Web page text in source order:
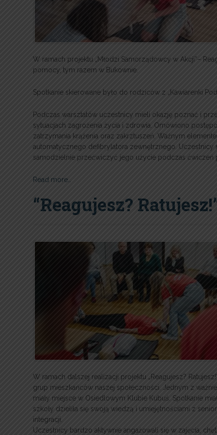
W ramach projektu „Młodzi Samorządowcy w Akcji”–
pomocy, tym razem w Bukownie.
Spotkanie skierowane było do rodziców z „Kawiarenki Pod
Podczas warsztatów uczestnicy mieli okazję poznać i
sytuacjach zagrożenia życia i zdrowia. Omówiono
zatrzymania krążenia oraz zakrztuszeń. Ważnym
automatycznego defibrylatora zewnętrznego. Uczestnicy
samodzielnie przećwiczyć jego użycie podczas ćwiczeń
Read more…
“Reagujesz?
W ramach dalszej realizacji projektu „Reagujesz?
grup mieszkańców naszej społeczności. Jednym z
miały miejsce w Osiedlowym Klubie Kubuś. Spotkanie
szkoły dzieliła się swoją wiedzą i umiejętnościami z
integracji.
Uczestnicy bardzo aktywnie angażowali się w zajęcia,